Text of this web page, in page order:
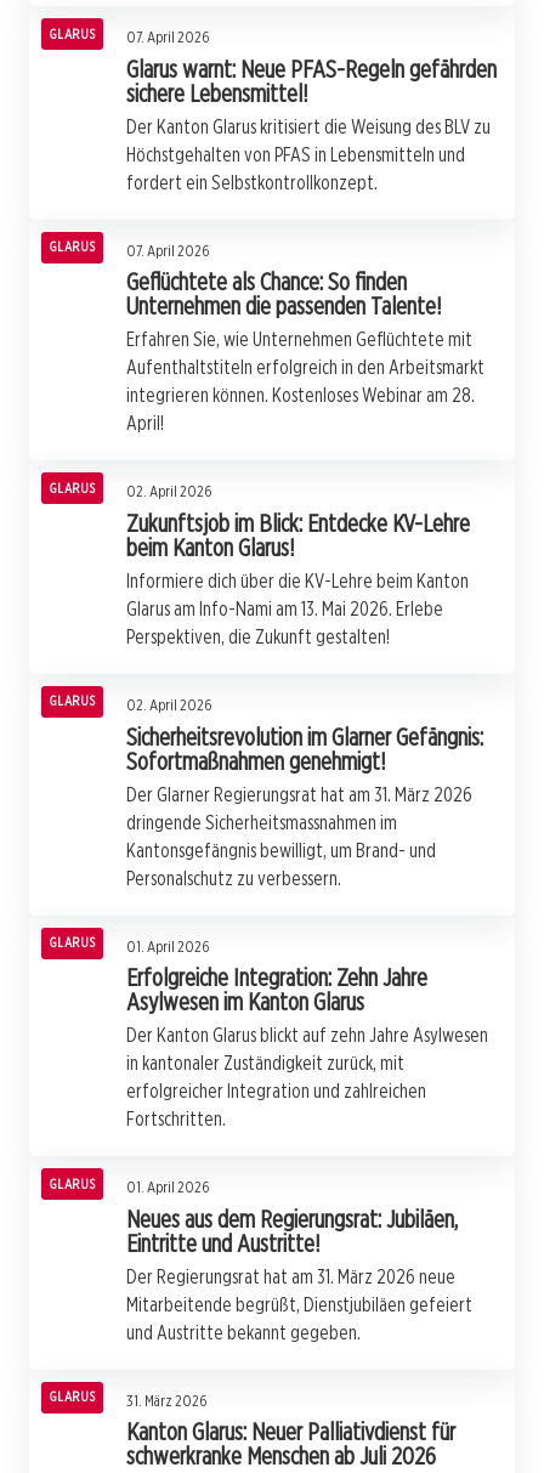
GLARUS 07. April 2026
Glarus warnt: Neue PFAS-Regeln gefährden
sichere Lebensmittel!
Der Kanton Glarus kritisiert die Weisung des BLV zu
Höchstgehalten von PFAS in Lebensmitteln und
fordert ein Selbstkontrollkonzept.
GLARUS 07. April 2026
Geflüchtete als Chance: So finden
Unternehmen die passenden Talente!
Erfahren Sie, wie Unternehmen Geflüchtete mit
Aufenthaltstiteln erfolgreich in den Arbeitsmarkt
integrieren können. Kostenloses Webinar am 28.
April!
GLARUS 02. April 2026
Zukunftsjob im Blick: Entdecke KV-Lehre
beim Kanton Glarus!
Informiere dich über die KV-Lehre beim Kanton
Glarus am Info-Nami am 13. Mai 2026. Erlebe
Perspektiven, die Zukunft gestalten!
GLARUS 02. April 2026
Sicherheitsrevolution im Glarner Gefängnis:
Sofortmaßnahmen genehmigt!
Der Glarner Regierungsrat hat am 31. März 2026
dringende Sicherheitsmassnahmen im
Kantonsgefängnis bewilligt, um Brand- und
Personalschutz zu verbessern.
GLARUS 01. April 2026
Erfolgreiche Integration: Zehn Jahre
Asylwesen im Kanton Glarus
Der Kanton Glarus blickt auf zehn Jahre Asylwesen
in kantonaler Zuständigkeit zurück, mit
erfolgreicher Integration und zahlreichen
Fortschritten.
GLARUS 01. April 2026
Neues aus dem Regierungsrat: Jubiläen,
Eintritte und Austritte!
Der Regierungsrat hat am 31. März 2026 neue
Mitarbeitende begrüßt, Dienstjubiläen gefeiert
und Austritte bekannt gegeben.
GLARUS 31. März 2026
Kanton Glarus: Neuer Palliativdienst für
schwerkranke Menschen ab Juli 2026